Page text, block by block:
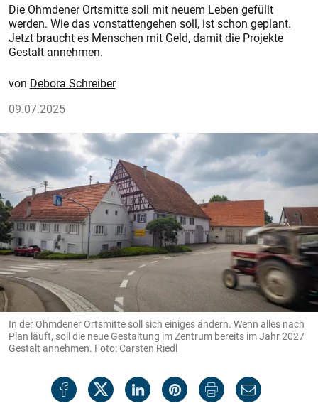
Die Ohmdener Ortsmitte soll mit neuem Leben gefüllt
werden. Wie das vonstattengehen soll, ist schon geplant.
Jetzt braucht es Menschen mit Geld, damit die Projekte
Gestalt annehmen.
Debora Schreiber
09.07.2025
In der Ohmdener Ortsmitte soll sich einiges ändern. Wenn alles nach
Plan läuft, soll die neue Gestaltung im Zentrum bereits im Jahr 2027
Gestalt annehmen. Foto: Carsten Riedl